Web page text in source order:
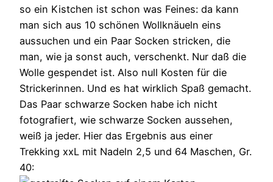
so ein Kistchen ist schon was Feines: da kann
man sich aus 10 schönen Wollknäueln eins
aussuchen und ein Paar Socken stricken, die
man, wie ja sonst auch, verschenkt. Nur daß die
Wolle gespendet ist. Also null Kosten für die
Strickerinnen. Und es hat wirklich Spaß gemacht.
Das Paar schwarze Socken habe ich nicht
fotografiert, wie schwarze Socken aussehen,
weiß ja jeder. Hier das Ergebnis aus einer
Trekking xxL mit Nadeln 2,5 und 64 Maschen, Gr.
40: